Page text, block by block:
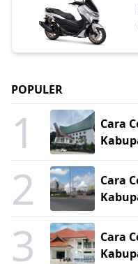
POPULER
1
Cara
2
Cara
3
Cara